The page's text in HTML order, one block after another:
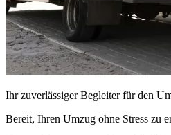
Ihr zuverlässiger Begleiter für den
Bereit, Ihren Umzug ohne Stress zu